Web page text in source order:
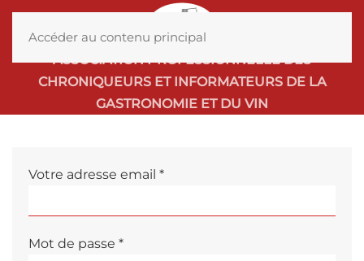
Accéder au contenu principal
ASSOCIATION PROFESSIONNELLE DES
CHRONIQUEURS ET INFORMATEURS DE LA
GASTRONOMIE ET DU VIN
Votre adresse email *
Mot de passe *